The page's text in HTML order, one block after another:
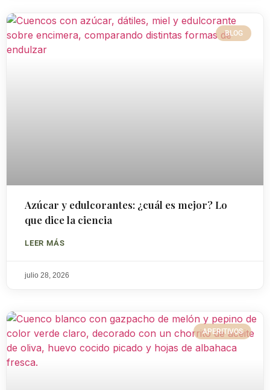
BLOG
Azúcar y edulcorantes: ¿cuál es mejor? Lo
que dice la ciencia
LEER MÁS
julio 28, 2026
APERITIVOS